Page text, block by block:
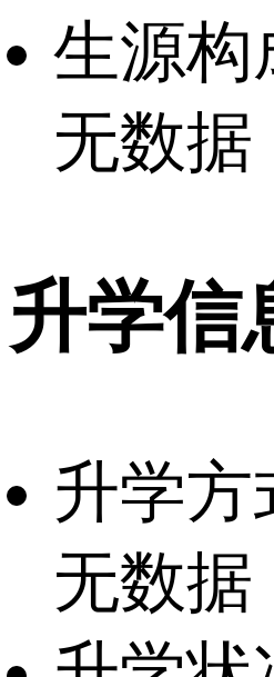
生源构
无数据
升学信
升学方
无数据